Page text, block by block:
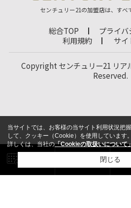
センチュリー21の加盟店は、すべ
総合TOP
プライ
利用規約
サイ
Copyright センチュリー21 リア
Reserved.
当サイトでは、お客様の当サイト利用状況把
して、クッキー（Cookie）を使用しています。
詳しくは、当社の「Cookieの取扱いについて
閉じる